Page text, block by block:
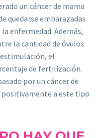
un cáncer de mama
quedarse embarazadas
enfermedad. Además,
la cantidad de óvulos
el
de fertilización.
por un cáncer de
a este tipo